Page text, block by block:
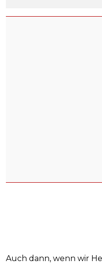
Auch dann, wenn wir